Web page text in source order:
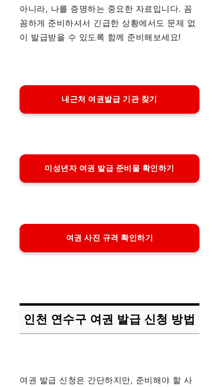
아니라, 나를 증명하는 중요한 자료입니다. 꼼
꼼하게 준비하셔서 긴급한 상황에서도 문제 없
이 발급받을 수 있도록 함께 준비해보세요!
내근처 여권발급 기관 찾기
미성년자 여권 발급 준비물 확인하기
여권 사진 규격 확인하기
인천 연수구 여권 발급 신청 방법
여권 발급 신청은 간단하지만, 준비해야 할 사